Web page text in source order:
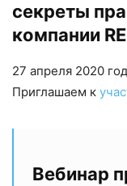
секреты
компании
27 апреля 2020
Приглашаем к
Вебинар